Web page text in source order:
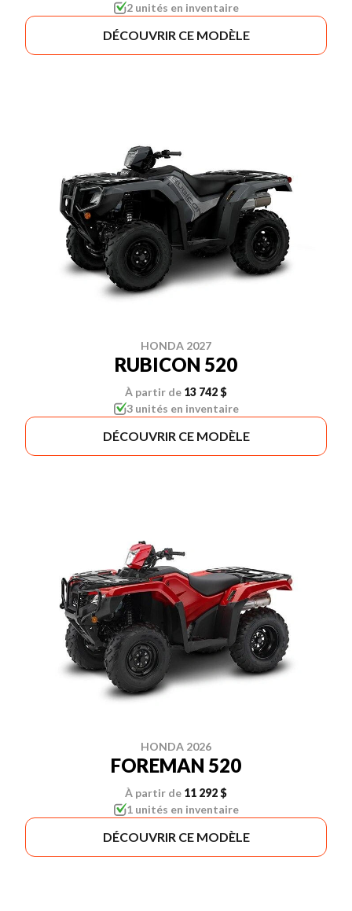
2 unités en inventaire
DÉCOUVRIR CE MODÈLE
HONDA 2027
RUBICON 520
À partir de 13 742 $
3 unités en inventaire
DÉCOUVRIR CE MODÈLE
HONDA 2026
FOREMAN 520
À partir de 11 292 $
1 unités en inventaire
DÉCOUVRIR CE MODÈLE